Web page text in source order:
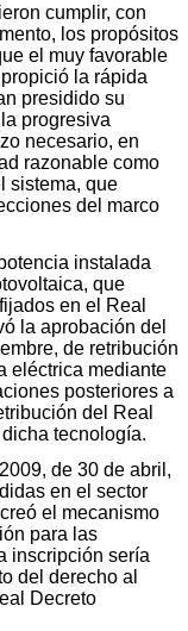
cumplir, con
los propósitos
el muy favorable
la rápida
presidido su
progresiva
necesario, en
razonable como
sistema, que
del marco
instalada
que
en el Real
la aprobación del
de retribución
eléctrica mediante
posteriores a
del Real
tecnología.
de 30 de abril,
en el sector
el mecanismo
para las
inscripción sería
del derecho al
Decreto